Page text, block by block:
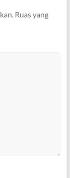
Ruas yang